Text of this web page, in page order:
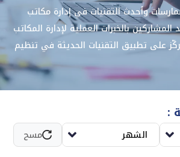
وأحدث التقنيات في إدارة مكاتب
المشاركين بالخبرات العملية لإدارة المكاتب
على تطبيق التقنيات الحديثة في تنظيم
وإدارة الوقت والمشروعات، بما يعزّز
استراتيجيًا لقيادات المؤسسات.
:
الشهر مسح